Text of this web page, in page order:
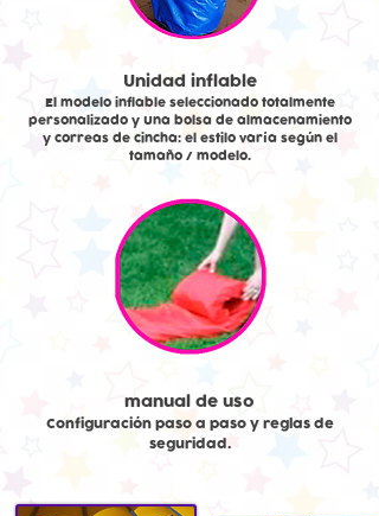
Unidad inflable
El modelo inflable seleccionado totalmente
personalizado y Una bolsa de almacenamiento
y correas de cincha: el estilo varía según el
tamaño / modelo.
manual de uso
Configuración paso a paso y reglas de
seguridad.